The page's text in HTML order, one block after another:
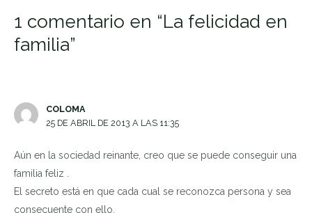
1 comentario en “La felicidad en
familia”
COLOMA
25 DE ABRIL DE 2013 A LAS 11:35
Aún en la sociedad reinante, creo que se puede conseguir una
familia feliz .
El secreto está en que cada cual se reconozca persona y sea
consecuente con ello.